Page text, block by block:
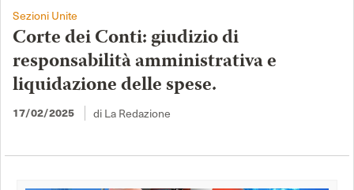
Sezioni Unite
Corte dei Conti: giudizio di
responsabilità amministrativa e
liquidazione delle spese.
17/02/2025 di La Redazione